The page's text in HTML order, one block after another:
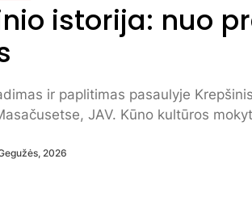
istorija: nuo
ir paplitimas pasaulyje
JAV. Kūno kultūros
2026